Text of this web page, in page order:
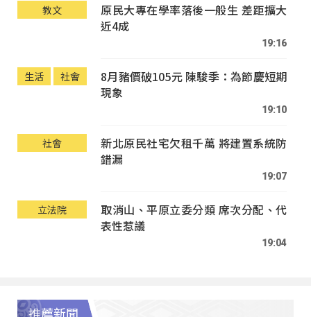
教文
原民大專在學率落後一般生 差距擴大
近4成
19:16
生活 社會
8月豬價破105元 陳駿季：為節慶短期
現象
19:10
社會
新北原民社宅欠租千萬 將建置系統防
錯漏
19:07
立法院
取消山、平原立委分類 席次分配、代
表性惹議
19:04
推薦新聞